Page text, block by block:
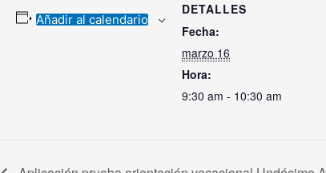
Añadir al calendario
DETALLES
Fecha:
marzo 16
Hora:
9:30 am - 10:30 am